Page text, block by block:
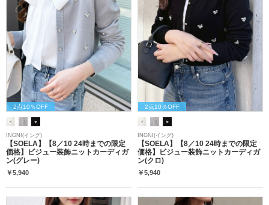
2点10％OFF
INGNI(イング)
【SOELA】【8／10 24時までの限定
価格】ビジュー装飾ニットカーディガ
ン(グレー)
￥5,940
2点10％OFF
INGNI(イング)
【SOELA】【8／10 24時までの限定
価格】ビジュー装飾ニットカーディガ
ン(クロ)
￥5,940